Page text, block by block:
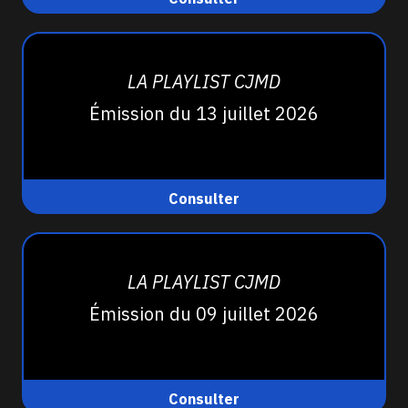
LA PLAYLIST CJMD
Émission du 13 juillet 2026
Consulter
LA PLAYLIST CJMD
Émission du 09 juillet 2026
Consulter